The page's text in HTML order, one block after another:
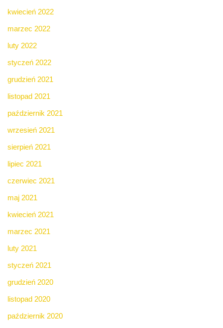
kwiecień 2022
marzec 2022
luty 2022
styczeń 2022
grudzień 2021
listopad 2021
październik 2021
wrzesień 2021
sierpień 2021
lipiec 2021
czerwiec 2021
maj 2021
kwiecień 2021
marzec 2021
luty 2021
styczeń 2021
grudzień 2020
listopad 2020
październik 2020